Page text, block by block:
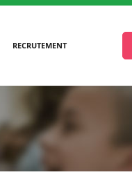
RECRUTEMENT